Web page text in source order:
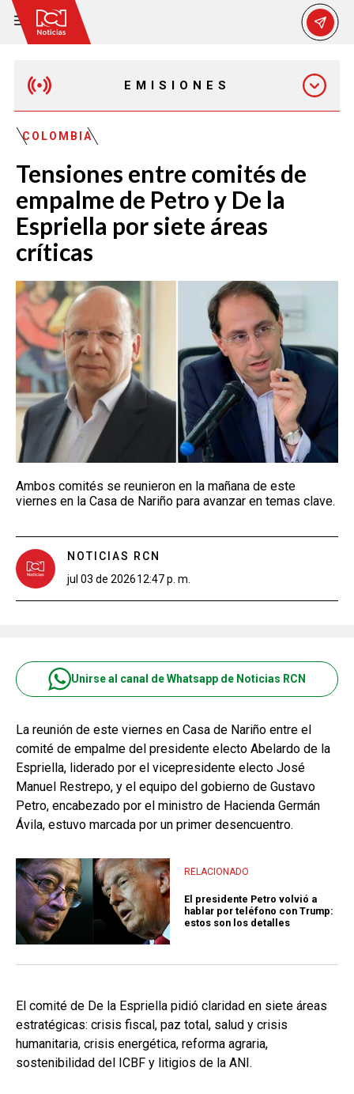
EMISIONES
EMISIÓN 7:00 PM
COLOMBIA
Tensiones entre comités de
empalme de Petro y De la
Espriella por siete áreas
críticas
Ambos comités se reunieron en la mañana de este
viernes en la Casa de Nariño para avanzar en temas clave.
NOTICIAS RCN
jul 03 de 202612:47 p. m.
Unirse al canal de Whatsapp de Noticias RCN
La reunión de este viernes en Casa de Nariño entre el
comité de empalme del presidente electo Abelardo de la
Espriella, liderado por el vicepresidente electo José
Manuel Restrepo, y el equipo del gobierno de Gustavo
Petro, encabezado por el ministro de Hacienda Germán
Ávila, estuvo marcada por un primer desencuentro.
RELACIONADO
El presidente Petro volvió a
hablar por teléfono con Trump:
estos son los detalles
El comité de De la Espriella pidió claridad en siete áreas
estratégicas: crisis fiscal, paz total, salud y crisis
humanitaria, crisis energética, reforma agraria,
sostenibilidad del ICBF y litigios de la ANI.